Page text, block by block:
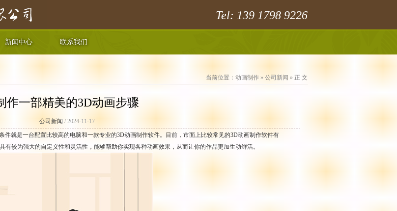
Tel: 139 1798 9226
新闻中心 联系我们
当前位置：动画制作»公司新闻» 正 文
作一部精美的3D动画步骤
公司新闻/ 2024-11-17
就是一台配置比较高的电脑和一款专业的3D动画制作软件。目前，市面上比较常见的3D动画制作软件有
有较为强大的自定义性和灵活性，能够帮助你实现各种动画效果，从而让你的作品更加生动鲜活。